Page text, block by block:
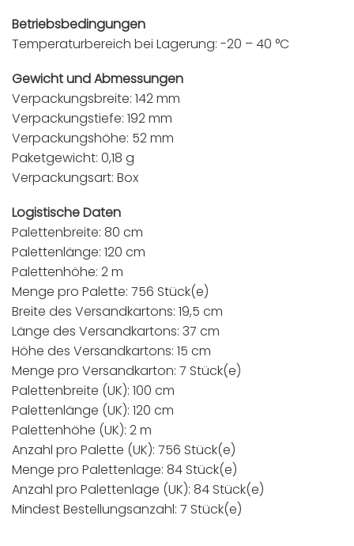
Betriebsbedingungen
Temperaturbereich bei Lagerung: -20 – 40 °C
Gewicht und Abmessungen
Verpackungsbreite: 142 mm
Verpackungstiefe: 192 mm
Verpackungshöhe: 52 mm
Paketgewicht: 0,18 g
Verpackungsart: Box
Logistische Daten
Palettenbreite: 80 cm
Palettenlänge: 120 cm
Palettenhöhe: 2 m
Menge pro Palette: 756 Stück(e)
Breite des Versandkartons: 19,5 cm
Länge des Versandkartons: 37 cm
Höhe des Versandkartons: 15 cm
Menge pro Versandkarton: 7 Stück(e)
Palettenbreite (UK): 100 cm
Palettenlänge (UK): 120 cm
Palettenhöhe (UK): 2 m
Anzahl pro Palette (UK): 756 Stück(e)
Menge pro Palettenlage: 84 Stück(e)
Anzahl pro Palettenlage (UK): 84 Stück(e)
Mindest Bestellungsanzahl: 7 Stück(e)